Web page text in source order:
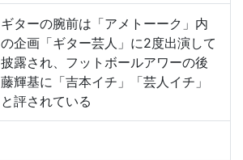
ギターの腕前は「アメトーーク」内
の企画「ギター芸人」に2度出演して
披露され、フットボールアワーの後
藤輝基に「吉本イチ」「芸人イチ」
と評されている